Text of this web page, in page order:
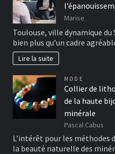
Marise
Toulouse, ville dynamique du
bien plus qu’un cadre
Lire la suite
MODE
Collier de
de la haute
minérale
Pascal Cabus
L’intérêt pour les
la beauté naturelle des